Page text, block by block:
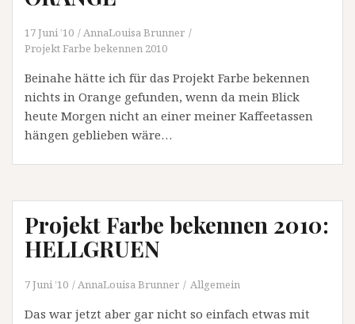
17 Juni ’10
AnnaLouisa Brunner
Projekt Farbe bekennen 2010
Beinahe hätte ich für das Projekt Farbe bekennen
nichts in Orange gefunden, wenn da mein Blick
heute Morgen nicht an einer meiner Kaffeetassen
hängen geblieben wäre…
Projekt Farbe bekennen 2010:
HELLGRUEN
7 Juni ’10 AnnaLouisa Brunner Allgemein
Das war jetzt aber gar nicht so einfach etwas mit